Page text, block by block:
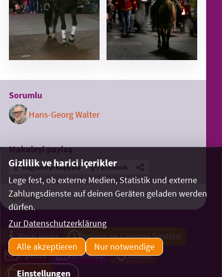
Sorumlu
Hans-Georg Walter
Makaleyi paylaş
Bağlantıyı kopyala Facebook
0 0
Yasal Uyarı
İletişim ve Çalışma Saatleri
E-posta
ArrenMap
Gizlilik
Bağışlar
Gizlilik ve harici içerikler
Lege fest, ob externe Medien, Statistik und externe
Zahlungsdienste auf deinen Geräten geladen werden
dürfen.
Zur Datenschutzerklärung
Alle akzeptieren Nur notwendige
Einstellungen